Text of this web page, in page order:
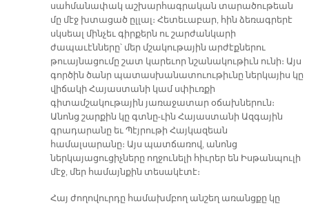
սահմանափակ աշխարհագրական տարածութեան
մը մէջ խտացած ըլլալ։ Հետեւաբար, հին ձեռագրերէ
սկսեալ մինչեւ գիրքերն ու շարժանկարի
ժապաւէնները՝ մեր մշակութային արժէքներու
թուայնացումը շատ կարեւոր նշանակութիւն ունի։ Այս
գործին ծանր պատասխանատուութիւնը ներկայիս կը
վիճակի Հայաստանի կամ սփիւռքի
գիտամշակութային յառաջատար օճախներուն։
Անոնց շարքին կը գտնը-ւին Հայաստանի Ազգային
գրադարանը եւ Պէյրութի Հայկազեան
համալսարանը։ Այս պատճառով, անոնց
ներկայացուցիչները ողջունելի հիւրեր են Իսթանպուլի
մէջ, մեր համայնքին տեսակէտէ։
Հայ ժողովուրդը համախմբող անշեղ առանցքը կը